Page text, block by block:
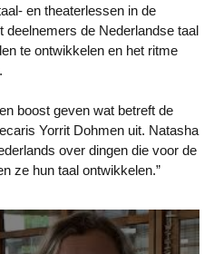
en theaterlessen in de
deelnemers de Nederlandse taal
te ontwikkelen en het ritme
boost geven wat betreft de
Yorrit Dohmen uit. Natasha
over dingen die voor de
ze hun taal ontwikkelen.”